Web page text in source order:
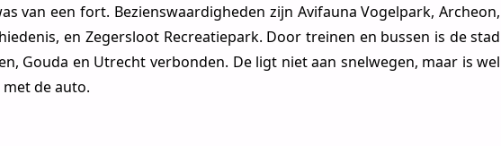
van een fort. Bezienswaardigheden zijn Avifauna Vogelpark, Archeon,
en Zegersloot Recreatiepark. Door treinen en bussen is de stad
Gouda en Utrecht verbonden. De ligt niet aan snelwegen, maar is wel
de auto.